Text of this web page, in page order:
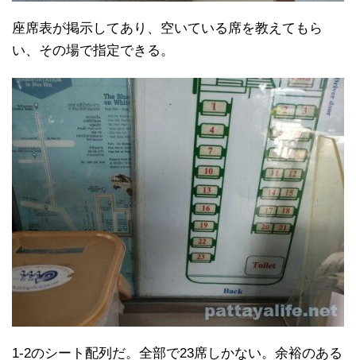
座席表が掲示してあり、空いている席を教えてもら
い、その場で指定できる。
1-2のシート配列だ。全部で23席しかない。余裕のある